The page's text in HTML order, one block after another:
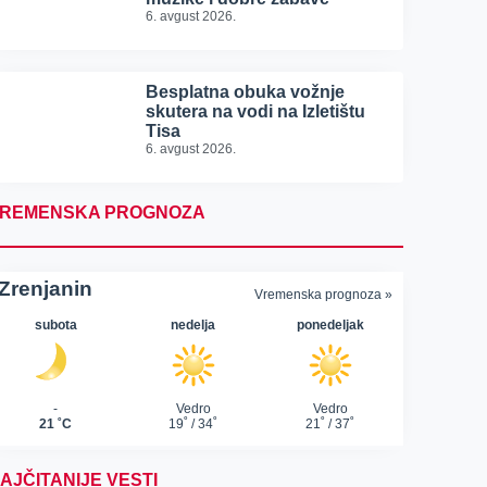
6. avgust 2026.
Besplatna obuka vožnje
skutera na vodi na Izletištu
Tisa
6. avgust 2026.
PROGNOZA
VESTI